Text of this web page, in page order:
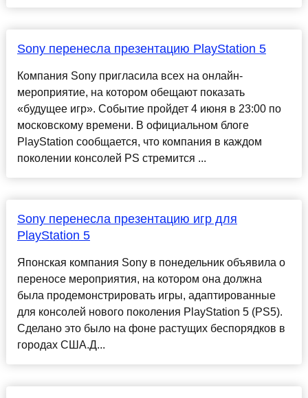
Sony перенесла презентацию PlayStation 5
Компания Sony пригласила всех на онлайн-
мероприятие, на котором обещают показать
«будущее игр». Событие пройдет 4 июня в 23:00 по
московскому времени. В официальном блоге
PlayStation сообщается, что компания в каждом
поколении консолей PS стремится ...
Sony перенесла презентацию игр для
PlayStation 5
Японская компания Sony в понедельник объявила о
переносе мероприятия, на котором она должна
была продемонстрировать игры, адаптированные
для консолей нового поколения PlayStation 5 (PS5).
Сделано это было на фоне растущих беспорядков в
городах США.Д...